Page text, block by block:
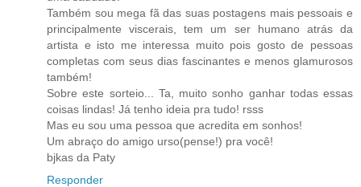
Também sou mega fã das suas postagens mais pessoais e
principalmente viscerais, tem um ser humano atrás da
artista e isto me interessa muito pois gosto de pessoas
completas com seus dias fascinantes e menos glamurosos
também!
Sobre este sorteio... Ta, muito sonho ganhar todas essas
coisas lindas! Já tenho ideia pra tudo! rsss
Mas eu sou uma pessoa que acredita em sonhos!
Um abraço do amigo urso(pense!) pra você!
bjkas da Paty
Responder